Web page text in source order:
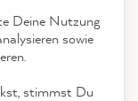
Deine Nutzung
sowie
stimmst Du
6.8.2026